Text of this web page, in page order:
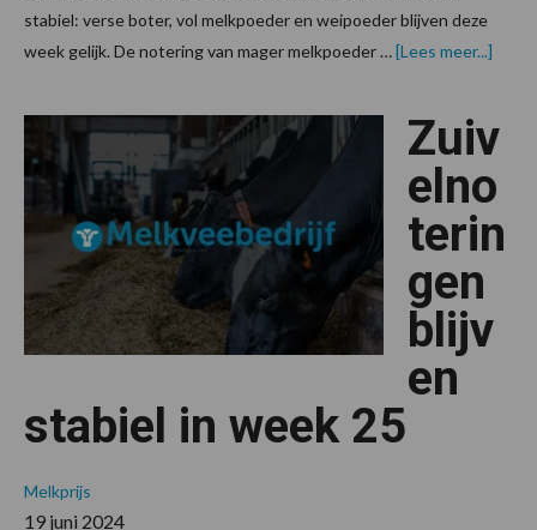
stabiel: verse boter, vol melkpoeder en weipoeder blijven deze
week gelijk. De notering van mager melkpoeder …[Lees meer...]
Zuiv
elno
terin
gen
blijv
en
stabiel in week 25
Melkprijs
19 juni 2024